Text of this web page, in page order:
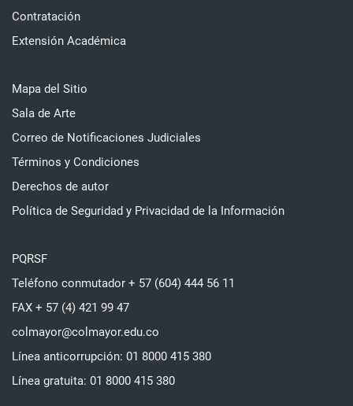
Contratación
Extensión Académica
Mapa del Sitio
Sala de Arte
Correo de Notificaciones Judiciales
Términos y Condiciones
Derechos de autor
Política de Seguridad y Privacidad de la Información
PQRSF
Teléfono conmutador + 57 (604) 444 56 11
FAX + 57 (4) 421 99 47
colmayor@colmayor.edu.co
Línea anticorrupción: 01 8000 415 380
Línea gratuita: 01 8000 415 380